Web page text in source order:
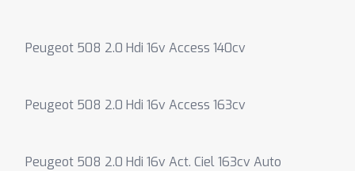
Peugeot 508 2.0 Hdi 16v Access 140cv
Peugeot 508 2.0 Hdi 16v Access 163cv
Peugeot 508 2.0 Hdi 16v Act. Ciel 163cv Auto